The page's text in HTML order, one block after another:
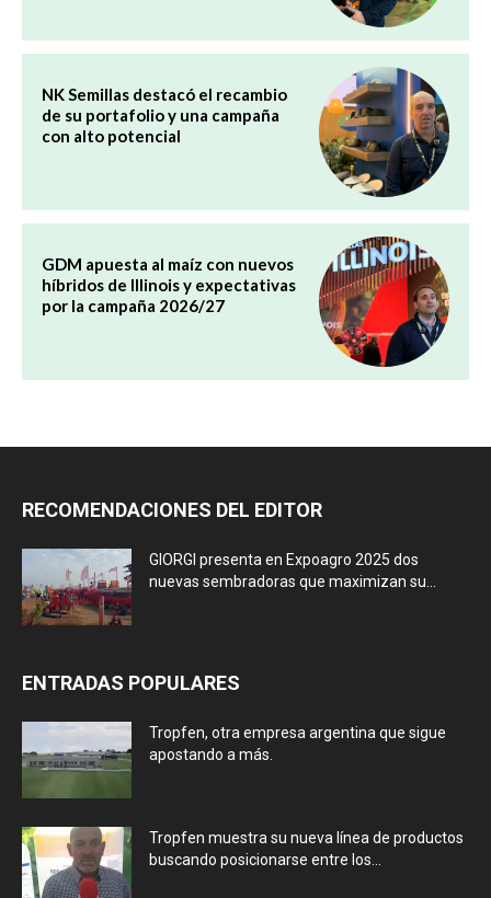
NK Semillas destacó el recambio
de su portafolio y una campaña
con alto potencial
GDM apuesta al maíz con nuevos
híbridos de Illinois y expectativas
por la campaña 2026/27
RECOMENDACIONES DEL EDITOR
GIORGI presenta en Expoagro 2025 dos
nuevas sembradoras que maximizan su...
ENTRADAS POPULARES
Tropfen, otra empresa argentina que sigue
apostando a más.
Tropfen muestra su nueva línea de productos
buscando posicionarse entre los...